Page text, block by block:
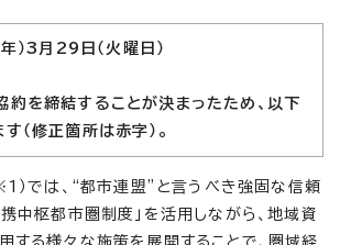
3月29日（火曜日）
約を締結することが決まったため、以下
（修正箇所は赤字）。
）では、“都市連盟”と言うべき強固な信頼
携中枢都市圏制度」を活用しながら、地域資
する様々な施策を展開することで、圏域経